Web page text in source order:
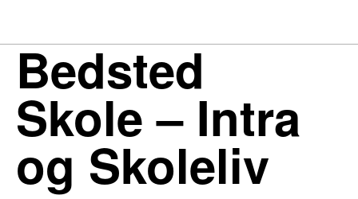
Bedsted
Skole – Intra
og Skoleliv